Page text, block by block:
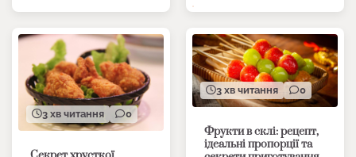
3 хв читання 0
3 хв читання 0
Фрукти в склі: рецепт,
ідеальні пропорції та